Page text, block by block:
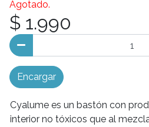
Agotado.
$ 1.990
Encargar
Cyalume es un bastón con
interior no tóxicos que al